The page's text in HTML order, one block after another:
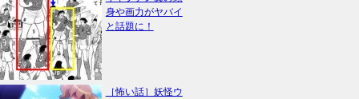
身や画力がヤバイ
と話題に！
［怖い話］妖怪ウ